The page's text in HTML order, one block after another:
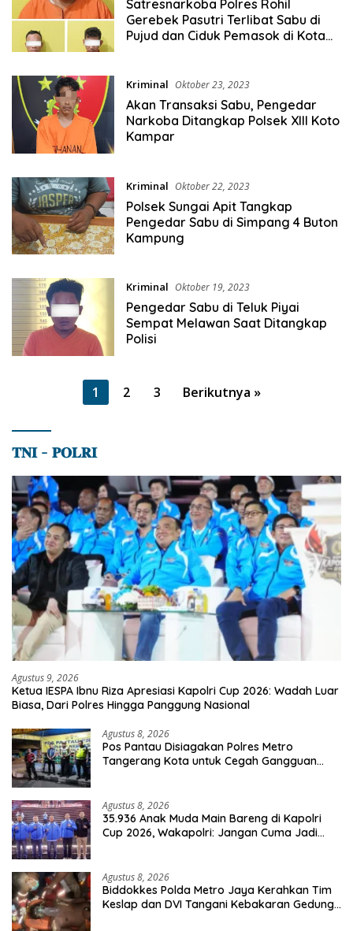
Satresnarkoba Polres Rohil
Gerebek Pasutri Terlibat Sabu di
Pujud dan Ciduk Pemasok di Kota
Kriminal Oktober 23, 2023
Akan Transaksi Sabu, Pengedar
Narkoba Ditangkap Polsek XIII Koto
Kampar
Kriminal Oktober 22, 2023
Polsek Sungai Apit Tangkap
Pengedar Sabu di Simpang 4 Buton
Kampung
Kriminal Oktober 19, 2023
Pengedar Sabu di Teluk Piyai
Sempat Melawan Saat Ditangkap
Polisi
1 2 3 Berikutnya »
𝐓𝐍𝐈 – 𝐏𝐎𝐋𝐑𝐈
Agustus 9, 2026
Ketua IESPA Ibnu Riza Apresiasi Kapolri Cup 2026: Wadah Luar
Biasa, Dari Polres Hingga Panggung Nasional
Agustus 8, 2026
Pos Pantau Disiagakan Polres Metro
Tangerang Kota untuk Cegah Gangguan
Agustus 8, 2026
35.936 Anak Muda Main Bareng di Kapolri
Cup 2026, Wakapolri: Jangan Cuma Jadi
Agustus 8, 2026
Biddokkes Polda Metro Jaya Kerahkan Tim
Keslap dan DVI Tangani Kebakaran Gedung